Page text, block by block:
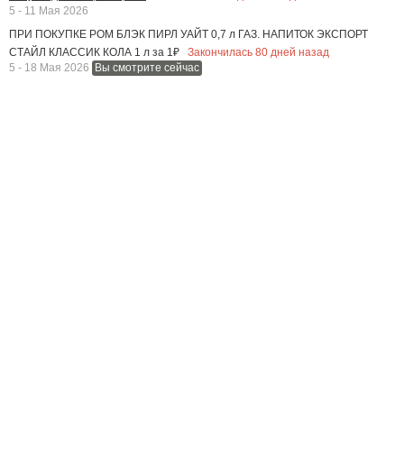
5 - 11 Мая 2026
ПРИ ПОКУПКЕ РОМ БЛЭК ПИРЛ УАЙТ 0,7 л ГАЗ. НАПИТОК ЭКСПОРТ
СТАЙЛ КЛАССИК КОЛА 1 л за 1₽
Закончилась 80 дней назад
5 - 18 Мая 2026
Вы смотрите сейчас